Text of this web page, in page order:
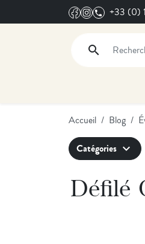
+33 (0)
search
Accueil Blog
Catégories expand_more
Défilé